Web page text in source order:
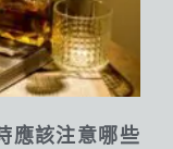
應該注意哪些